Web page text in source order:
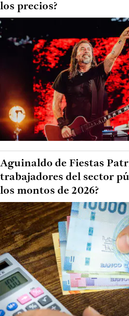
los precios?
Aguinaldo de Fiestas
trabajadores del sector
los montos de 2026?